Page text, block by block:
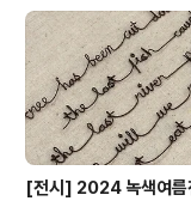
닌 단순 소박한 노동에 가까
자리입니다.악천후와 코로
손을 위해 생태시 휘호 써
들 [나무를 심은 사람] 책..
[전시] 2024 녹색여름